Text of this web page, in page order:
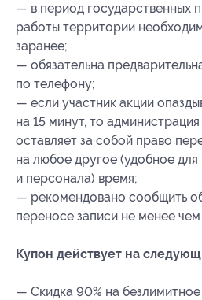
— в период государственных
работы территории
заранее;
— обязательна
по телефону;
— если участник акции
на 15 минут, то
оставляет за собой право
на любое другое (удобное для
и персонала) время;
— рекомендовано сообщить
переносе записи не менее чем
Купон действует на
— Скидка 90% на